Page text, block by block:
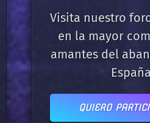
Visita nuestro
en la mayor
amantes del
QUIERO